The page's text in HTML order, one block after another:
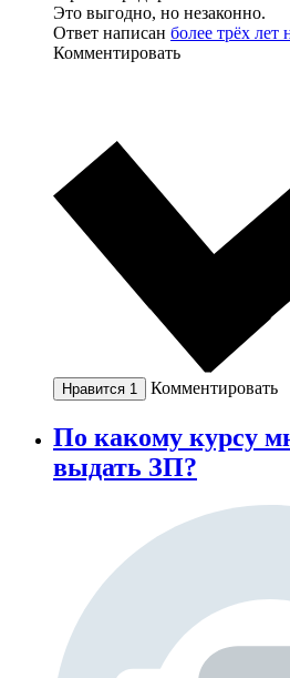
Это выгодно, но незаконно.
Ответ написан более трёх лет
Комментировать
Нравится 1 Комментировать
По какому курсу
выдать ЗП?